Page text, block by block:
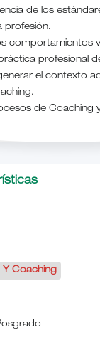
de los
profesión.
comportamientos
profesional
el contexto
de Coaching
Y Coaching